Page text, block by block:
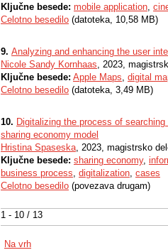
1 - 10 / 13
Ključne besede: mobile application,
Celotno besedilo (datoteka, 10,58 MB)
9. Analyzing and enhancing the user
Nicole Sandy Kornhaas, 2023,
Ključne besede: Apple Maps, digital
Celotno besedilo (datoteka, 3,49 MB)
10. Digitalizing the process of
sharing economy model
Hristina Spaseska, 2023, magistrsko
Ključne besede: sharing economy,
business process, digitalization, cases
Celotno besedilo (povezava drugam)
Na vrh